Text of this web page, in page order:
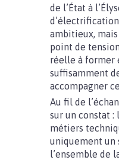
de l’État à
ambitieux,
point de
réelle à former
suffisamment
accompagner
Au fil de
sur un constat :
métiers
uniquement un
l’ensemble de